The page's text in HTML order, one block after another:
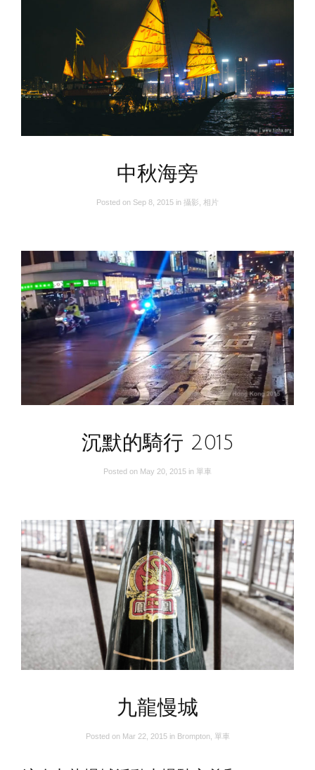
中秋海旁
Posted on Sep 8, 2015 in 攝影 相片
沉默的騎行 2015
Posted on May 20, 2015 in 單車
九龍慢城
Posted on Mar 22, 2015 in Brompton, 單車